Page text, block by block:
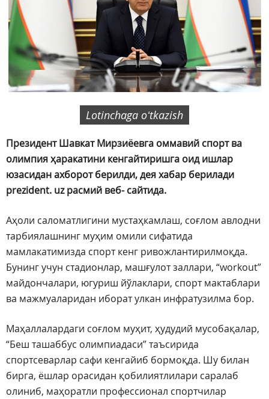
Lotinchaga oʻtkazish
Президент Шавкат Мирзиёевга оммавий спорт ва
олимпия ҳаракатини кенгайтиришга оид ишлар
юзасидан ахборот берилди, дея хабар берилади
prezident. uz расмий веб- сайтида.
Аҳоли саломатлигини мустаҳкамлаш, соғлом авлодни
тарбиялашнинг муҳим омили сифатида
мамлакатимизда спорт кенг ривожлантирилмоқда.
Бунинг учун стадионлар, машғулот заллари, “workout”
майдончалари, югуриш йўлаклари, спорт мактаблари
ва мажмуаларидан иборат улкан инфратузилма бор.
Маҳаллалардаги соғлом муҳит, ҳудудий мусобақалар,
“Беш ташаббус олимпиадаси” таъсирида
спортсеварлар сафи кенгайиб бормоқда. Шу билан
бирга, ёшлар орасидан қобилиятлилари саралаб
олиниб, маҳоратли профессионал спортчилар